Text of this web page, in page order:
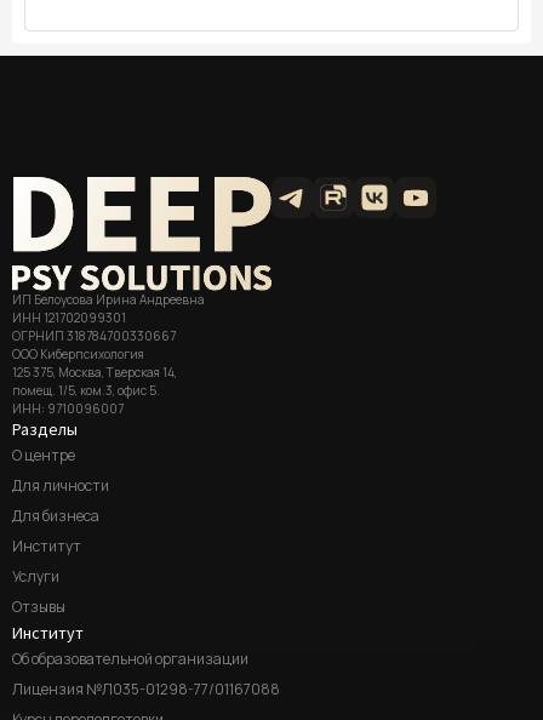
ИП Белоусова Ирина Андреевна
ИНН 121702099301
ОГРНИП 318784700330667
ООО Киберпсихология
125 375, Москва, Тверская 14,
помещ. 1/5, ком.3, офис 5.
ИНН: 9710096007
Разделы
О центре
Для личности
Для бизнеса
Институт
Услуги
Отзывы
Институт
Об образовательной организации
Лицензия №Л035-01298-77/01167088